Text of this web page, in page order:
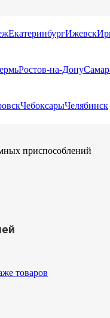
ЕкатеринбургИжевск
Ростов-на-Дону
ЧебоксарыЧелябинск
приспособлений
товаров